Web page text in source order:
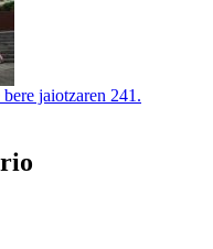
jaiotzaren 241.